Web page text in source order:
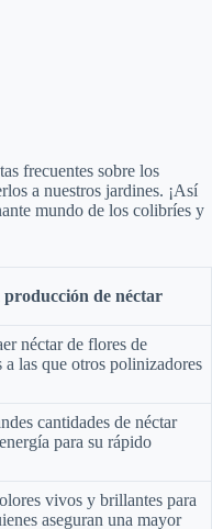
frecuentes sobre los
a nuestros jardines. ¡Así
mundo de los colibríes y
de néctar
néctar de flores de
a las que otros polinizadores
cantidades de néctar
para su rápido
vivos y brillantes para
aseguran una mayor